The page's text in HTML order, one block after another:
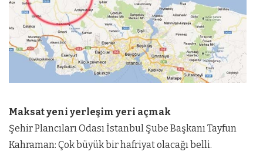
Maksat yeni yerleşim yeri açmak
Şehir Plancıları Odası İstanbul Şube Başkanı Tayfun
Kahraman: Çok büyük bir hafriyat olacağı belli.